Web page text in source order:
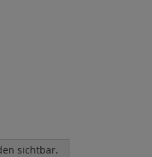
sichtbar.